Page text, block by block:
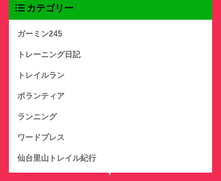
カテゴリー
ガーミン245
トレーニング日記
トレイルラン
ボランティア
ランニング
ワードプレス
仙台里山トレイル紀行